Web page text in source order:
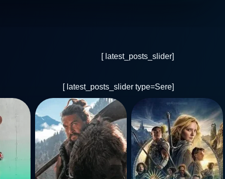
[latest_posts_slider ]
[latest_posts_slider type=Sere ]